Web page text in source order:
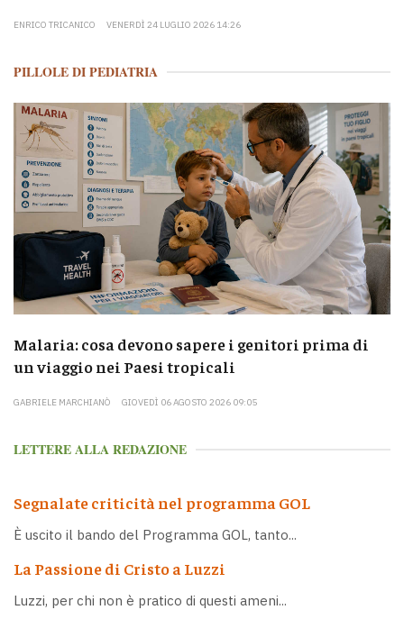
ENRICO TRICANICO VENERDÌ 24 LUGLIO 2026 14:26
PILLOLE DI PEDIATRIA
Malaria: cosa devono sapere i genitori prima di
un viaggio nei Paesi tropicali
GABRIELE MARCHIANÒ GIOVEDÌ 06 AGOSTO 2026 09:05
LETTERE ALLA REDAZIONE
Segnalate criticità nel programma GOL
È uscito il bando del Programma GOL, tanto...
La Passione di Cristo a Luzzi
Luzzi, per chi non è pratico di questi ameni...